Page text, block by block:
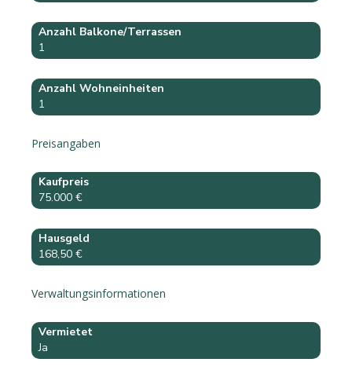
Anzahl Balkone/Terrassen
1
Anzahl Wohneinheiten
1
Preisangaben
Kaufpreis
75.000 €
Hausgeld
168,50 €
Verwaltungsinformationen
Vermietet
Ja